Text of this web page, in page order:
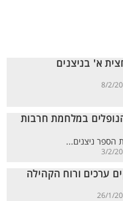
א' בניצנים
8/2/
במלחמת חרבות
הספר ניצנים...
3/2/
ערכים ורוח הקהילה
26/1/